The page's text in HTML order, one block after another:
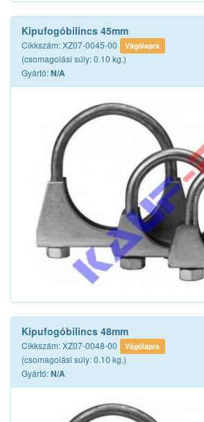
Kipufogóbilincs 45mm
Cikkszám: XZ07-0045-00 Vágólapra
(csomagolási súly: 0.10 kg.)
Gyártó:N/A
Kipufogóbilincs 48mm
Cikkszám: XZ07-0048-00 Vágólapra
(csomagolási súly: 0.10 kg.)
Gyártó:N/A